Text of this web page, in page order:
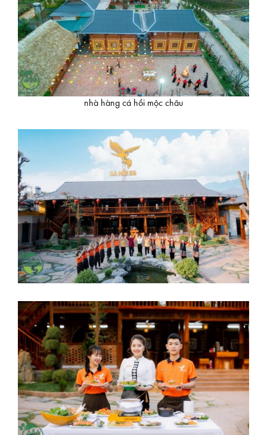
nhà hàng cá hồi mộc châu